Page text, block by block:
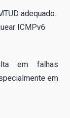
adequado.
ICMPv6
em falhas
em